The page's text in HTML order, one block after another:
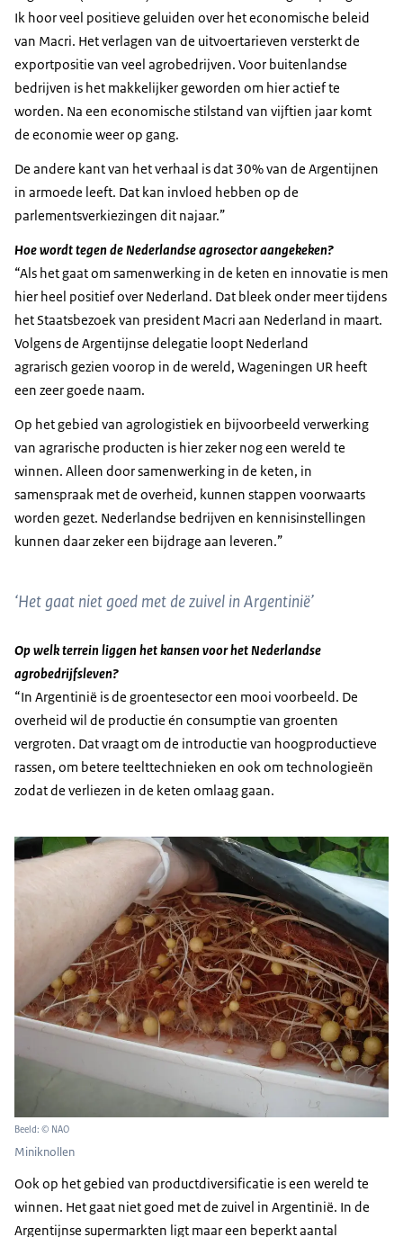
Ik hoor veel positieve geluiden over het economische beleid
van Macri. Het verlagen van de uitvoertarieven versterkt de
exportpositie van veel agrobedrijven. Voor buitenlandse
bedrijven is het makkelijker geworden om hier actief te
worden. Na een economische stilstand van vijftien jaar komt
de economie weer op gang.
De andere kant van het verhaal is dat 30% van de Argentijnen
in armoede leeft. Dat kan invloed hebben op de
parlementsverkiezingen dit najaar.”
Hoe wordt tegen de Nederlandse agrosector aangekeken?
“Als het gaat om samenwerking in de keten en innovatie is men
hier heel positief over Nederland. Dat bleek onder meer tijdens
het Staatsbezoek van president Macri aan Nederland in maart.
Volgens de Argentijnse delegatie loopt Nederland
agrarisch gezien voorop in de wereld, Wageningen UR heeft
een zeer goede naam.
Op het gebied van agrologistiek en bijvoorbeeld verwerking
van agrarische producten is hier zeker nog een wereld te
winnen. Alleen door samenwerking in de keten, in
samenspraak met de overheid, kunnen stappen voorwaarts
worden gezet. Nederlandse bedrijven en kennisinstellingen
kunnen daar zeker een bijdrage aan leveren.”
‘Het gaat niet goed met de zuivel in Argentinië’
Op welk terrein liggen het kansen voor het Nederlandse
agrobedrijfsleven?
“In Argentinië is de groentesector een mooi voorbeeld. De
overheid wil de productie én consumptie van groenten
vergroten. Dat vraagt om de introductie van hoogproductieve
rassen, om betere teelttechnieken en ook om technologieën
zodat de verliezen in de keten omlaag gaan.
Beeld: © NAO
Miniknollen
Ook op het gebied van productdiversificatie is een wereld te
winnen. Het gaat niet goed met de zuivel in Argentinië. In de
Argentijnse supermarkten ligt maar een beperkt aantal